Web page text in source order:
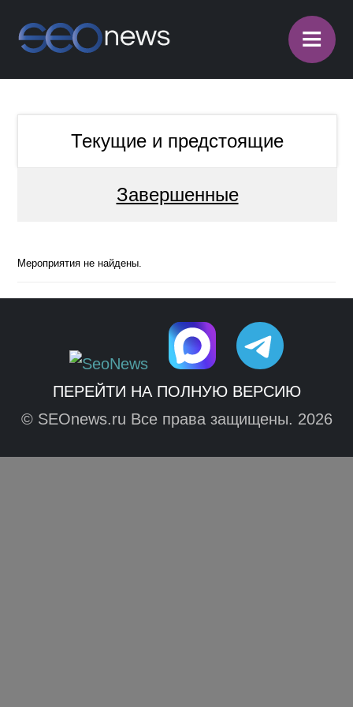
≡
Текущие и предстоящие
Завершенные
Мероприятия не найдены.
ПЕРЕЙТИ НА ПОЛНУЮ ВЕРСИЮ
© SEOnews.ru Все права защищены. 2026